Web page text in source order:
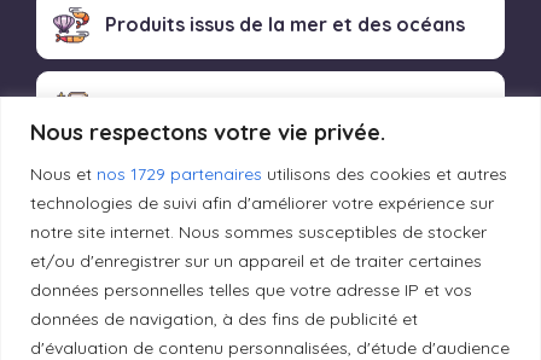
Nous respectons votre vie privée.
Nous et nos 1729 partenaires utilisons des cookies et autres
technologies de suivi afin d'améliorer votre expérience sur
notre site internet. Nous sommes susceptibles de stocker
et/ou d'enregistrer sur un appareil et de traiter certaines
données personnelles telles que votre adresse IP et vos
données de navigation, à des fins de publicité et
d'évaluation de contenu personnalisées, d'étude d'audience
Produits issus de la mer et des océans
Liens utiles
Mentions légales